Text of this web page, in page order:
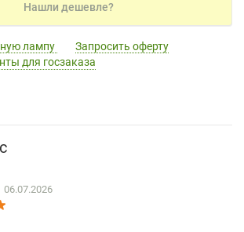
Нашли дешевле?
лампу
Запросить оферту
для госзаказа
06.07.2026